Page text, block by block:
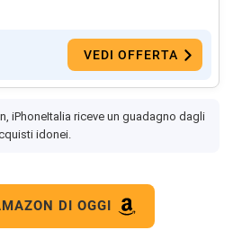
VEDI OFFERTA
iPhoneItalia riceve un guadagno dagli
idonei.
DI OGGI